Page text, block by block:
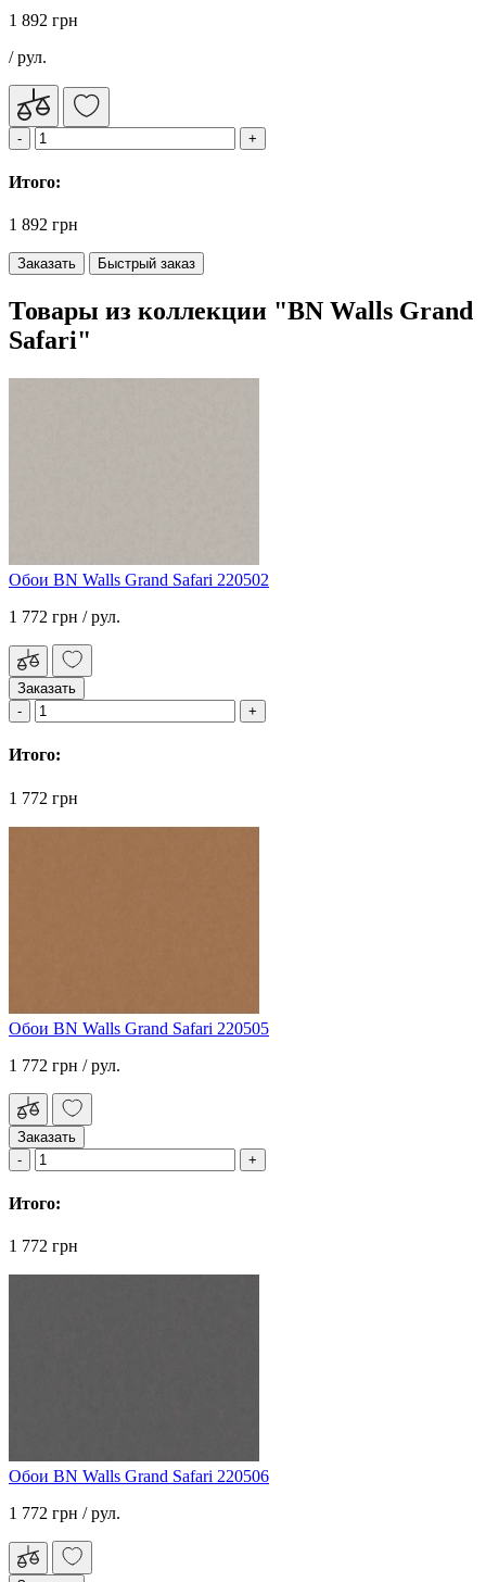
1 892 грн
/ рул.
Итого:
1 892 грн
Заказать Быстрый заказ
Товары из коллекции "BN Walls Grand
Safari"
Обои BN Walls Grand Safari 220502
1 772 грн / рул.
Заказать
Итого:
1 772 грн
Обои BN Walls Grand Safari 220505
1 772 грн / рул.
Заказать
Итого:
1 772 грн
Обои BN Walls Grand Safari 220506
1 772 грн / рул.